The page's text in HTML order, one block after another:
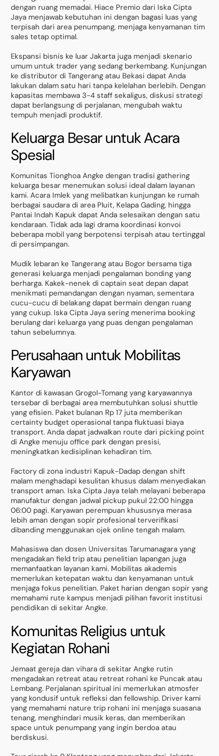
dengan ruang memadai. Hiace Premio dari Iska Cipta
Jaya menjawab kebutuhan ini dengan bagasi luas yang
terpisah dari area penumpang, menjaga kenyamanan tim
sales tetap optimal.
Ekspansi bisnis ke luar Jakarta juga menjadi skenario
umum untuk trader yang sedang berkembang. Kunjungan
ke distributor di Tangerang atau Bekasi dapat Anda
lakukan dalam satu hari tanpa kelelahan berlebih. Dengan
kapasitas membawa 3-4 staff sekaligus, diskusi strategi
dapat berlangsung di perjalanan, mengubah waktu
tempuh menjadi produktif.
Keluarga Besar untuk Acara
Spesial
Komunitas Tionghoa Angke dengan tradisi gathering
keluarga besar menemukan solusi ideal dalam layanan
kami. Acara Imlek yang melibatkan kunjungan ke rumah
berbagai saudara di area Pluit, Kelapa Gading, hingga
Pantai Indah Kapuk dapat Anda selesaikan dengan satu
kendaraan. Tidak ada lagi drama koordinasi konvoi
beberapa mobil yang berpotensi terpisah atau tertinggal
di persimpangan.
Mudik lebaran ke Tangerang atau Bogor bersama tiga
generasi keluarga menjadi pengalaman bonding yang
berharga. Kakek-nenek di captain seat depan dapat
menikmati pemandangan dengan nyaman, sementara
cucu-cucu di belakang dapat bermain dengan ruang
yang cukup. Iska Cipta Jaya sering menerima booking
berulang dari keluarga yang puas dengan pengalaman
tahun sebelumnya.
Perusahaan untuk Mobilitas
Karyawan
Kantor di kawasan Grogol-Tomang yang karyawannya
tersebar di berbagai area membutuhkan solusi shuttle
yang efisien. Paket bulanan Rp 17 juta memberikan
certainty budget operasional tanpa fluktuasi biaya
transport. Anda dapat jadwalkan route dari picking point
di Angke menuju office park dengan presisi,
meningkatkan kedisiplinan kehadiran tim.
Factory di zona industri Kapuk-Dadap dengan shift
malam menghadapi kesulitan khusus dalam menyediakan
transport aman. Iska Cipta Jaya telah melayani beberapa
manufaktur dengan jadwal pickup pukul 22:00 hingga
06:00 pagi. Karyawan perempuan khususnya merasa
lebih aman dengan sopir profesional terverifikasi
dibanding menggunakan ojek online tengah malam.
Mahasiswa dan dosen Universitas Tarumanagara yang
mengadakan field trip atau penelitian lapangan juga
memanfaatkan layanan kami. Mobilitas akademis
memerlukan ketepatan waktu dan kenyamanan untuk
menjaga fokus penelitian. Paket harian dengan sopir yang
memahami rute kampus menjadi pilihan favorit institusi
pendidikan di sekitar Angke.
Komunitas Religius untuk
Kegiatan Rohani
Jemaat gereja dan vihara di sekitar Angke rutin
mengadakan retreat atau retreat rohani ke Puncak atau
Lembang. Perjalanan spiritual ini memerlukan atmosfer
yang kondusif untuk refleksi dan fellowship. Driver kami
yang memahami nature trip rohani ini menjaga suasana
tenang, menghindari musik keras, dan memberikan
space untuk penumpang yang ingin berdoa atau
berdiskusi.